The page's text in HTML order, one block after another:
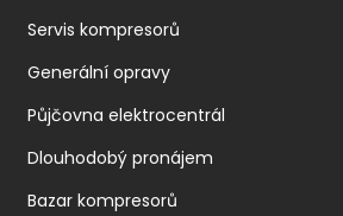
Servis kompresorů
Generální opravy
Půjčovna elektrocentrál
Dlouhodobý pronájem
Bazar kompresorů